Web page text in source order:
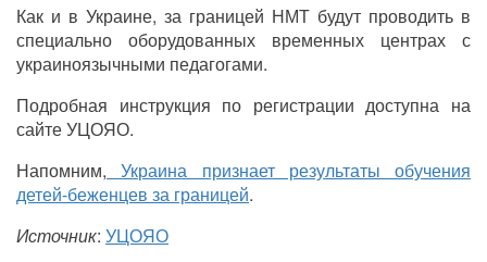
Как и в Украине, за границей НМТ будут проводить в
специально оборудованных временных центрах с
украиноязычными педагогами.
Подробная инструкция по регистрации доступна на
сайте УЦОЯО.
Напомним, Украина признает результаты обучения
детей-беженцев за границей.
Источник: УЦОЯО